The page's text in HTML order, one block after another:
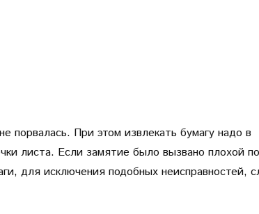
порвалась. При этом извлекать бумагу надо в
листа. Если замятие было вызвано плохой
для исключения подобных неисправностей,